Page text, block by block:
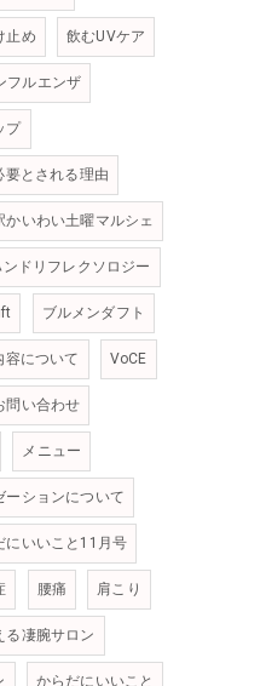
止め 飲むUVケア
フルエンザ
プ
要とされる理由
かいわい土曜マルシェ
ンドリフレクソロジー
ブルメンダフト
容について VoCE
問い合わせ
メニュー
ーションについて
にいいこと11月号
腰痛 肩こり
る凄腕サロン
からだにいいこと